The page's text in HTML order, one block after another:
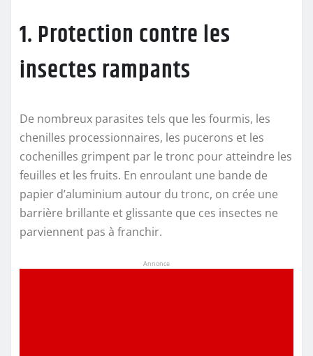
1. Protection contre les
insectes rampants
De nombreux parasites tels que les fourmis, les
chenilles processionnaires, les pucerons et les
cochenilles grimpent par le tronc pour atteindre les
feuilles et les fruits. En enroulant une bande de
papier d’aluminium autour du tronc, on crée une
barrière brillante et glissante que ces insectes ne
parviennent pas à franchir.
Annonce